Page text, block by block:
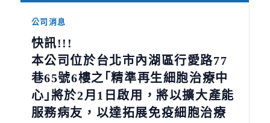
公司消息
快訊!!!
本公司位於台北市內湖區行愛路77
巷65號6樓之｢精準再生細胞治療中
心｣將於2月1日啟用，將以擴大產能
服務病友，以達拓展免疫細胞治療